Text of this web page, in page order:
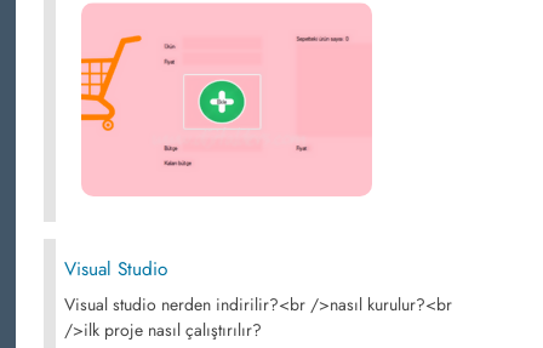
Visual Studio
Visual studio nerden indirilir?<br />nasıl kurulur?<br
/>ilk proje nasıl çalıştırılır?